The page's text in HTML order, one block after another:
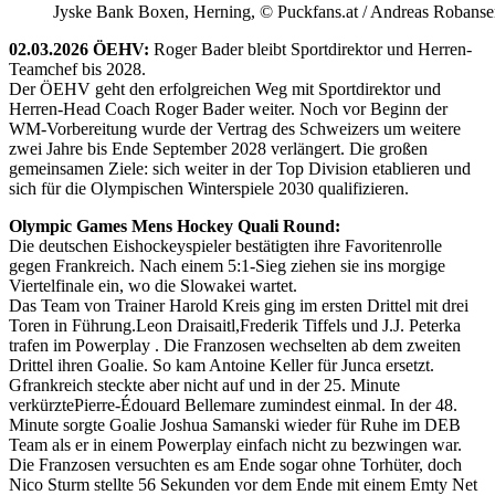
Jyske Bank Boxen, Herning, © Puckfans.at / Andreas
02.03.2026 ÖEHV: Roger Bader bleibt Sportdirektor und Herren-
Teamchef bis 2028.
Der ÖEHV geht den erfolgreichen Weg mit Sportdirektor und
Herren-Head Coach Roger Bader weiter. Noch vor Beginn der
WM-Vorbereitung wurde der Vertrag des Schweizers um weitere
zwei Jahre bis Ende September 2028 verlängert. Die großen
gemeinsamen Ziele: sich weiter in der Top Division etablieren und
sich für die Olympischen Winterspiele 2030 qualifizieren.
Olympic Games Mens Hockey Quali Round:
Die deutschen Eishockeyspieler bestätigten ihre Favoritenrolle
gegen Frankreich. Nach einem 5:1-Sieg ziehen sie ins morgige
Viertelfinale ein, wo die Slowakei wartet.
Das Team von Trainer Harold Kreis ging im ersten Drittel mit drei
Toren in Führung.Leon Draisaitl,Frederik Tiffels und J.J. Peterka
trafen im Powerplay . Die Franzosen wechselten ab dem zweiten
Drittel ihren Goalie. So kam Antoine Keller für Junca ersetzt.
Gfrankreich steckte aber nicht auf und in der 25. Minute
verkürztePierre-Édouard Bellemare zumindest einmal. In der 48.
Minute sorgte Goalie Joshua Samanski wieder für Ruhe im DEB
Team als er in einem Powerplay einfach nicht zu bezwingen war.
Die Franzosen versuchten es am Ende sogar ohne Torhüter, doch
Nico Sturm stellte 56 Sekunden vor dem Ende mit einem Emty Net